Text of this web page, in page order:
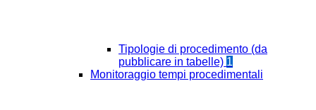
Tipologie di procedimento (da
pubblicare in tabelle) 1
Monitoraggio tempi procedimentali